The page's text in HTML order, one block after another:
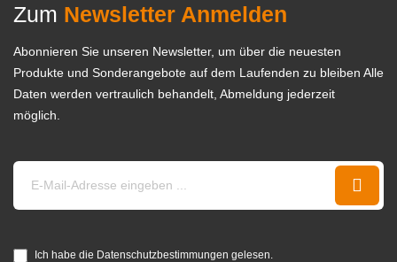
Zum Newsletter Anmelden
Abonnieren Sie unseren Newsletter, um über die neuesten
Produkte und Sonderangebote auf dem Laufenden zu bleiben Alle
Daten werden vertraulich behandelt, Abmeldung jederzeit
möglich.
Ich habe die Datenschutzbestimmungen gelesen.